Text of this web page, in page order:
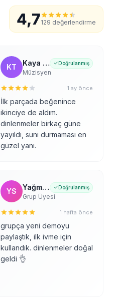
4,7129 değerlendirme
KT Kaya Toprak Doğrulanmış
Müzisyen
1 ay önce
İlk parçada beğenince
ikinciye de aldım.
dinlenmeler birkaç güne
yayıldı, suni durmaması en
güzel yanı.
YS Yağmur Sezer Doğrulanmış
Grup Üyesi
1 hafta önce
grupça yeni demoyu
paylaştık, ilk ivme için
kullandık. dinlenmeler doğal
geldi 👌